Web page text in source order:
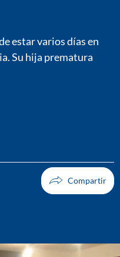
estar varios días en
Su hija prematura